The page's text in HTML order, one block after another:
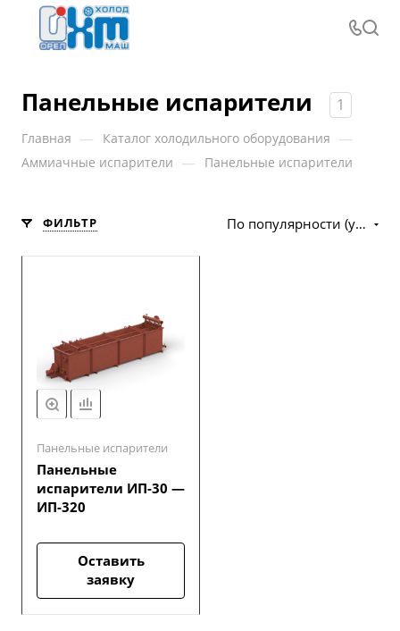
Панельные испарители 1
Главная — Каталог холодильного оборудования —
Аммиачные испарители — Панельные испарители
ФИЛЬТР По популярности (убывание)
Панельные испарители
Панельные
испарители ИП-30 —
ИП-320
Оставить
заявку